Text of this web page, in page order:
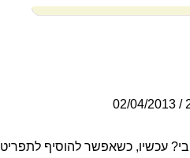
02/04/2013
עכשיו, כשאפשר להוסיף